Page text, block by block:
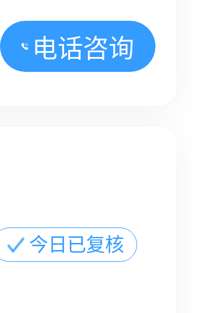
电话咨询
今日已复核